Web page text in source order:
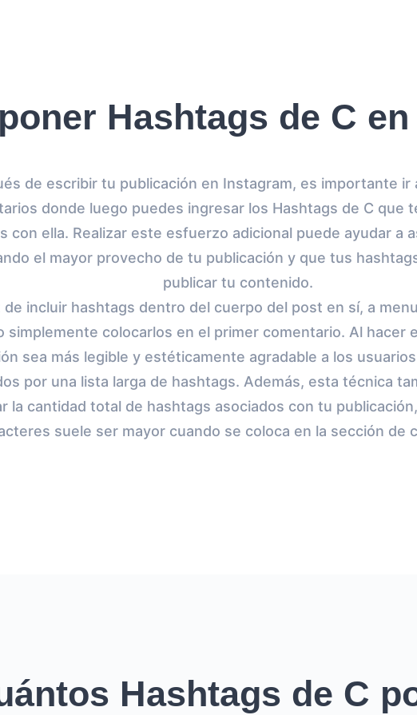
Hashtags de C
de escribir tu publicación en Instagram, es importante ir
donde luego puedes ingresar los Hashtags de C que
con ella. Realizar este esfuerzo adicional puede ayudar a
el mayor provecho de tu publicación y que tus
publicar tu contenido.
de incluir hashtags dentro del cuerpo del post en sí, a
simplemente colocarlos en el primer comentario. Al hacer
sea más legible y estéticamente agradable a los
por una lista larga de hashtags. Además, esta técnica
la cantidad total de hashtags asociados con tu
suele ser mayor cuando se coloca en la sección de
Hashtags de C